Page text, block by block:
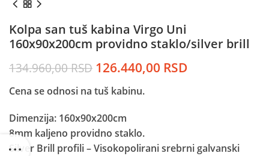
Kolpa san tuš kabina Virgo Uni
160x90x200cm providno staklo/silver brill
134.960,00RSD Originalna
je
bila:
134.960,00 RSD.
126.440,00 RSDTrenutna
Cena se odnosi na tuš kabinu.
Dimenzija: 160x90x200cm
8mm kaljeno providno staklo.
Silver Brill profili – Visokopolirani srebrni galvanski